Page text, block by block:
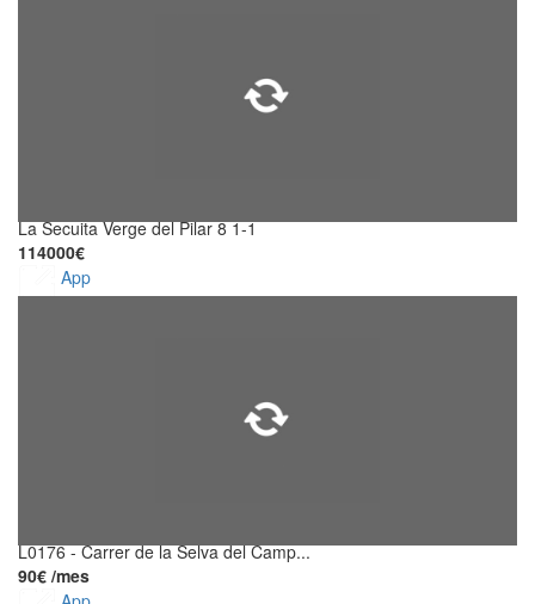
La Secuita Verge del Pilar 8 1-1
114000€
App
L0176 - Carrer de la Selva del Camp...
90€ /mes